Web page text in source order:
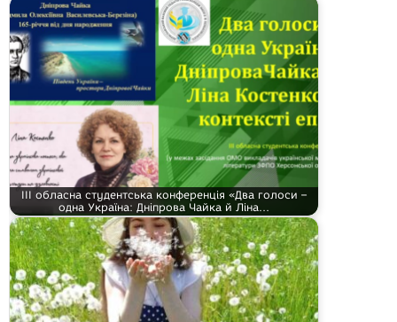
ІІІ обласна студентська конференція «Два голоси –
одна Україна: Дніпрова Чайка й Ліна…